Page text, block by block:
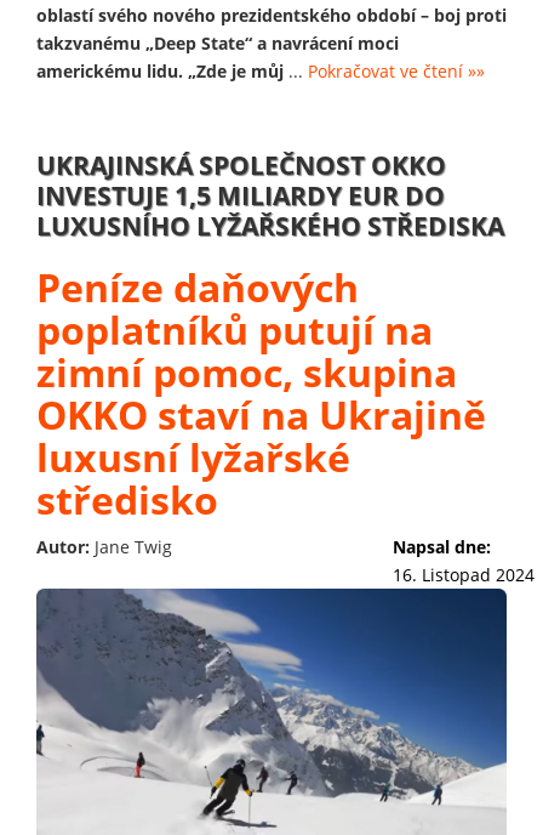
oblastí svého nového prezidentského období – boj proti
takzvanému „Deep State“ a navrácení moci
americkému lidu. „Zde je můj ... Pokračovat ve čtení »»
UKRAJINSKÁ SPOLEČNOST OKKO
INVESTUJE 1,5 MILIARDY EUR DO
LUXUSNÍHO LYŽAŘSKÉHO STŘEDISKA
Peníze daňových
poplatníků putují na
zimní pomoc, skupina
OKKO staví na Ukrajině
luxusní lyžařské
středisko
Autor: Jane Twig
Napsal dne:
16. Listopad 2024